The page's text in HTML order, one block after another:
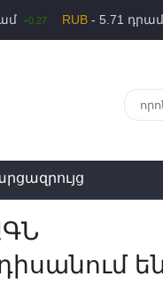
+0,27 RUB - 5.71 դրամ